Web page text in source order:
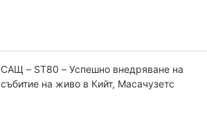
САЩ – ST80 – Успешно внедряване на
събитие на живо в Кийт, Масачузетс